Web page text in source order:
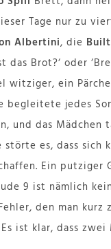
Tage nur zu
Albertini, die
das Brot?‘ oder
witziger, ein
begleitete jedes
und das
störte es, dass
Ein
9 ist nämlich
den man
ist klar, dass